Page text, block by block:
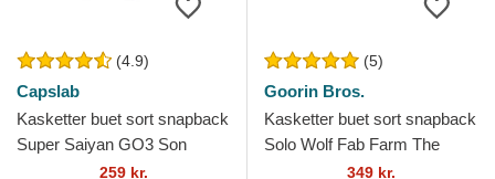
(4.9)
Capslab
Kasketter buet sort snapback
Super Saiyan GO3 Son
Goku Dragon Ball af Capslab
259 kr.
(5)
Goorin Bros.
Kasketter buet sort snapback
Solo Wolf Fab Farm The
Farm Goorin Bros.
349 kr.